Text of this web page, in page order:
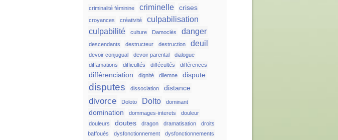
criminalité féminine criminelle crises
croyances créativité
culpabilisation
culpabilité
culture Damoclès danger
descendants destructeur destruction deuil
devoir conjugual devoir parental
dialogue
diffamations
difficultés diffécultés différences
différenciation dignité dilemne dispute
disputes dissociation distance
divorce Doloto Dolto dominant
domination dommages-interets
douleur
douleurs
doutes dragon dramatisation
droits
baffoués
dysfonctionnement
dysfonctionnements